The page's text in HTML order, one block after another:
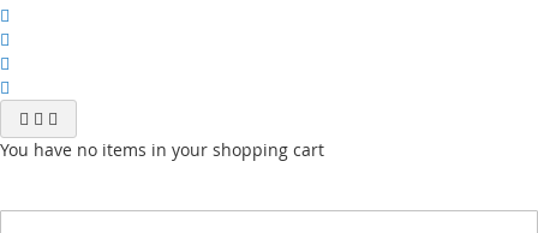
You have no items in your shopping cart